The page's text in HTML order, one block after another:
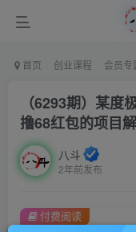
首页 创业课程 会员专
（6293期）某度
撸68红包的项目
八斗
2年前发布
付费阅读